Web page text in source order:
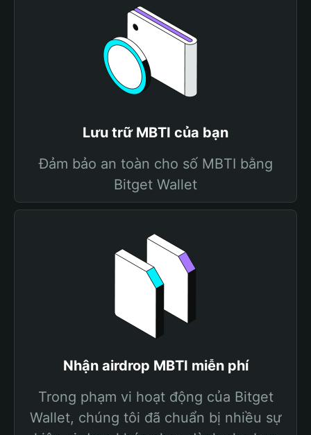
Lưu trữ MBTI của bạn
Đảm bảo an toàn cho số MBTI bằng
Bitget Wallet
Nhận airdrop MBTI miễn phí
Trong phạm vi hoạt động của Bitget
Wallet, chúng tôi đã chuẩn bị nhiều sự